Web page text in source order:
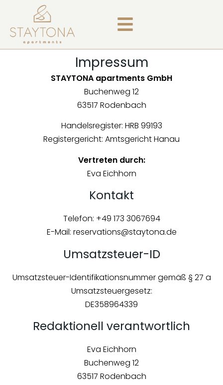
Impressum
STAYTONA apartments GmbH
Buchenweg 12
63517 Rodenbach
Handelsregister: HRB 99193
Registergericht: Amtsgericht Hanau
Vertreten durch:
Eva Eichhorn
Kontakt
Telefon: +49 173 3067694
E-Mail: reservations@staytona.de
Umsatzsteuer-ID
Umsatzsteuer-Identifikationsnummer gemäß § 27 a
Umsatzsteuergesetz:
DE358964339
Redaktionell verantwortlich
Eva Eichhorn
Buchenweg 12
63517 Rodenbach